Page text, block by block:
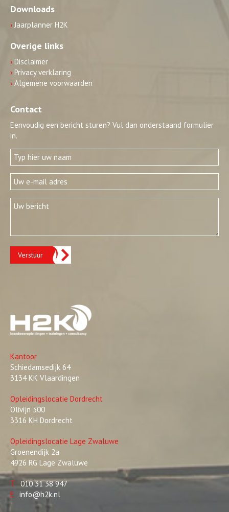
Downloads
› Jaarplanner H2K
Overige links
› Disclaimer
› Privacy verklaring
› Algemene voorwaarden
Contact
Eenvoudig een bericht sturen? Vul dan onderstaand formulier
in.
Verstuur
Kantoor
Schiedamsedijk 64
3134 KK Vlaardingen
Opleidingslocatie Dordrecht
Olivijn 300
3316 KH Dordrecht
Opleidingslocatie Lage Zwaluwe
Groenendijk 2a
4926 RG Lage Zwaluwe
T 010 31 38 947
E info@h2k.nl